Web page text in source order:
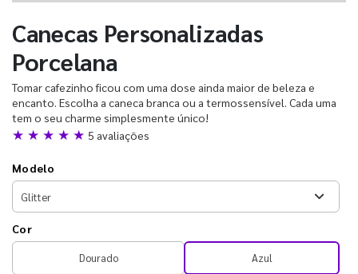
Canecas Personalizadas
Porcelana
Tomar cafezinho ficou com uma dose ainda maior de beleza e
encanto. Escolha a caneca branca ou a termossensível. Cada uma
tem o seu charme simplesmente único!
★ ★ ★ ★ ★ 5 avaliações
Modelo
Cor
Dourado Azul